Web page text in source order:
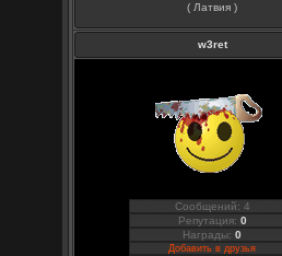
( Латвия )
w3ret
Сообщений: 4
Репутация: 0
Награды:0
Добавить в друзья